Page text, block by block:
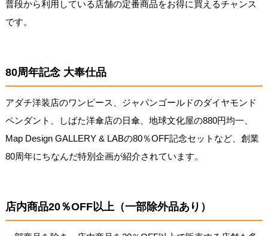
普段から利用している店舗の定番商品をお得に買えるチャンス
です。
80周年記念 大奉仕品
アダチ洋装店のワンピース、ジャパンゴールドのダイヤモンド
ペンダント、しばた洋傘店の日傘、地球文化屋の880円均一、
Map Design GALLERY & LABの80％OFF記念セットなど、創業
80周年にちなんだ特別企画が紹介されています。
店内商品20％OFF以上（一部除外品あり）